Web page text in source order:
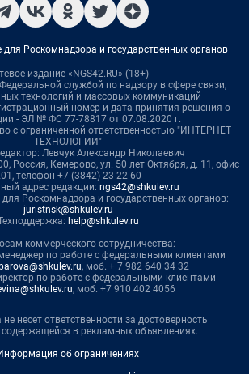
Роскомнадзора и государственных органов
издание «NGS42.RU» (18+)
службой по надзору в сфере связи,
технологий и массовых коммуникаций
номер и дата принятия решения о
- ЭЛ № ФС 77-78817 от 07.08.2020 г.
с ограниченной ответственностью "ИНТЕРНЕТ
ТЕХНОЛОГИИ"
Левчук Александр Николаевич
Россия, Кемерово, ул. 50 лет Октября, д. 11, офис
телефон +7 (3842) 23-22-60
адрес редакции: ngs42@shkulev.ru
Роскомнадзора и государственных органов:
juristnsk@shkulev.ru
help@shkulev.ru
коммерческого сотрудничества:
по работе с федеральными клиентами
, моб. + 7 982 640 34 32
по работе с федеральными клиентами
, моб. +7 910 402 4056
несет ответственности за достоверность
в рекламных объявлениях.
об ограничениях